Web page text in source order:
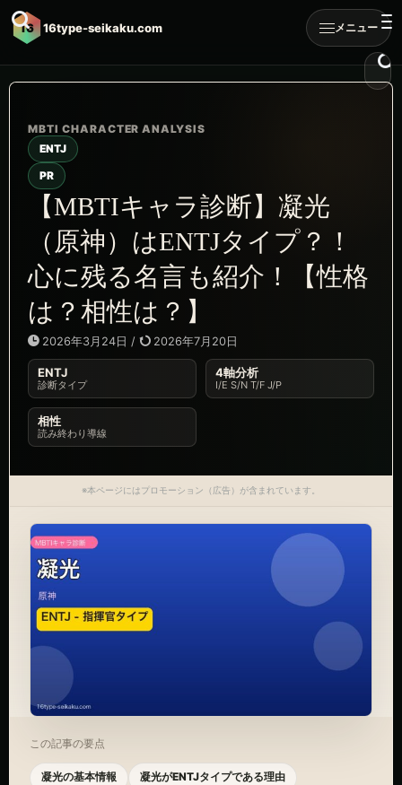
16 16type-seikaku.com メニュー
ENTJ
PR
【MBTIキャラ診断】凝光
（原神）はENTJタイプ？！
心に残る名言も紹介！【性格
は？相性は？】
2026年3月24日 / 2026年7月20日
ENTJ
診断タイプ
4軸分析
I/E S/N T/F J/P
相性
読み終わり導線
※本ページにはプロモーション（広告）が含まれています。
この記事の要点
凝光の基本情報 凝光がENTJタイプである理由